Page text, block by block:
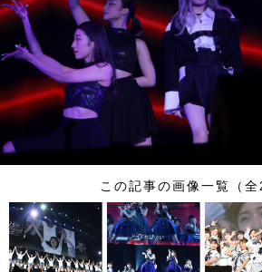
この記事の画像一覧（全